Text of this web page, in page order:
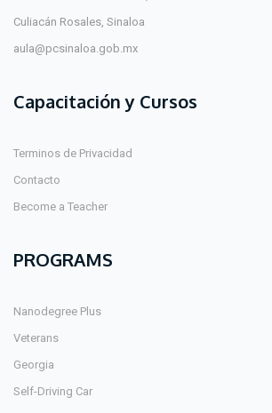
Culiacán Rosales, Sinaloa
aula@pcsinaloa.gob.mx
Capacitación y Cursos
Terminos de Privacidad
Contacto
Become a Teacher
PROGRAMS
Nanodegree Plus
Veterans
Georgia
Self-Driving Car